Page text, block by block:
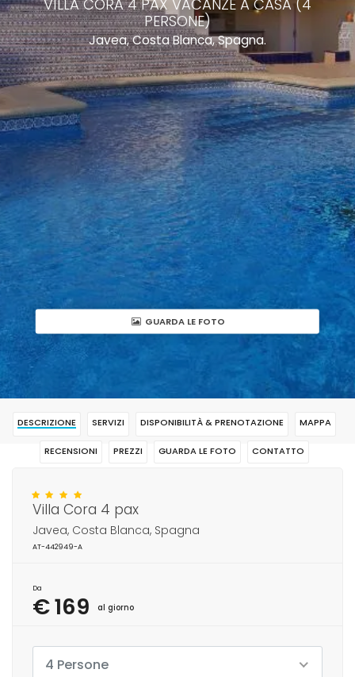
VILLA CORA 4 PAX VACANZE A CASA (4
PERSONE)
Javea, Costa Blanca, Spagna.
GUARDA LE FOTO
DESCRIZIONE SERVIZI DISPONIBILITÀ & PRENOTAZIONE MAPPA
RECENSIONI PREZZI GUARDA LE FOTO CONTATTO
Villa Cora 4 pax
Javea, Costa Blanca, Spagna
AT-442949-A
Da
€ 169 al giorno
4 Persone